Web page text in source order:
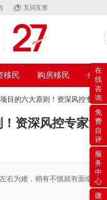
互问互答
移民 购房移民 创业
目的六大原则！资深风控专家
资深风控专家深
右为难，稍有不慎就有面临
在
线
咨
询
免
费
自
评
服
务
中
心
微